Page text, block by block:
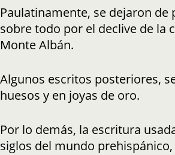
Paulatinamente, se dejaron de
sobre todo por el declive de la
Monte Albán.
Algunos escritos posteriores,
huesos y en joyas de oro.
Por lo demás, la escritura
siglos del mundo